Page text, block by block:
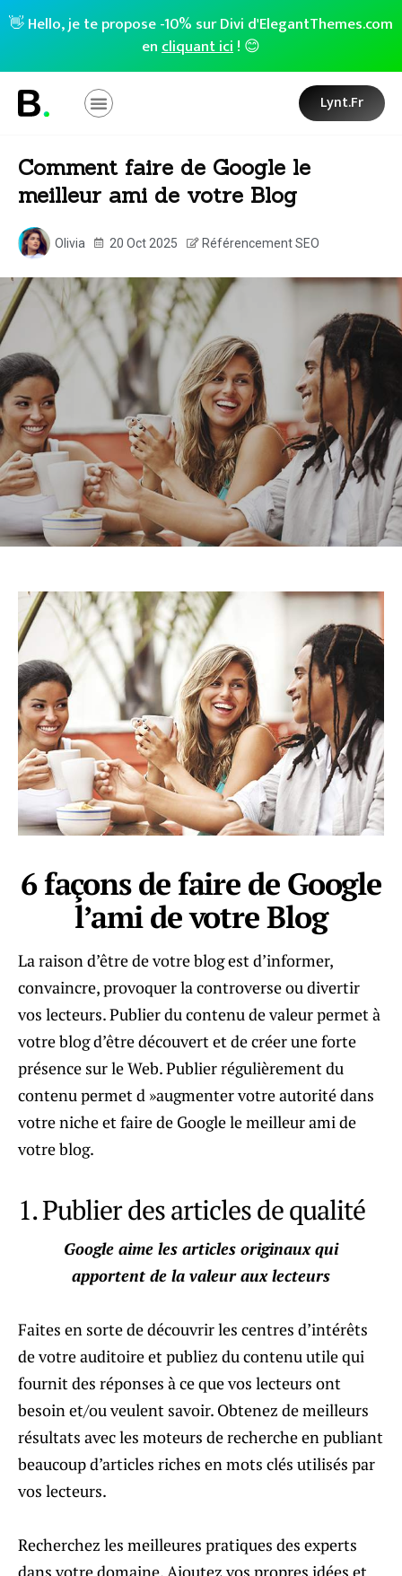
👋 Hello, je te propose -10% sur Divi d'ElegantThemes.com
encliquant ici! 😊
Lynt.fr
Comment faire de Google le
meilleur ami de votre Blog
Olivia 20 Oct 2025 Référencement SEO
6 façons de faire de Google
l’ami de votre Blog
La raison d’être de votre blog est d’informer,
convaincre, provoquer la controverse ou divertir
vos lecteurs. Publier du contenu de valeur permet à
votre blog d’être découvert et de créer une forte
présence sur le Web. Publier régulièrement du
contenu permet d »augmenter votre autorité dans
votre niche et faire de Google le meilleur ami de
votre blog.
1. Publier des articles de qualité
Google aime les articles originaux qui
apportent de la valeur aux lecteurs
Faites en sorte de découvrir les centres d’intérêts
de votre auditoire et publiez du contenu utile qui
fournit des réponses à ce que vos lecteurs ont
besoin et/ou veulent savoir. Obtenez de meilleurs
résultats avec les moteurs de recherche en publiant
beaucoup d’articles riches en mots clés utilisés par
vos lecteurs.
Recherchez les meilleures pratiques des experts